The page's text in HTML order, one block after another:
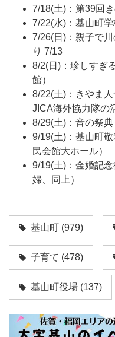
7/18(土)：第39回
7/22(水)：基山町
7/26(日)：親子で
り 7/13
8/2(日)：珍しすぎ
館）
8/22(土)：きやま
JICA海外協力隊の
8/29(土)：音の祭
9/19(土)：基山町
民会館大ホール）
9/19(土)：金婚記
婦、同上）
基山町 (979)
子育て (478)
基山町役場 (137)